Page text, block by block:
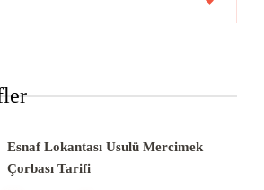
Esnaf Lokantası Usulü Mercimek
Çorbası Tarifi